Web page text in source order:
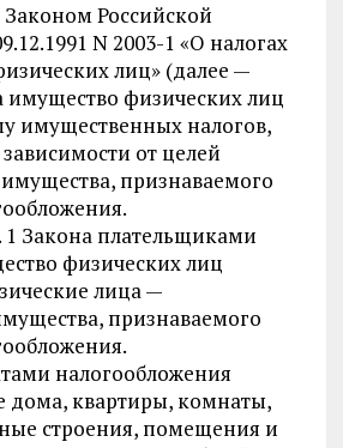
Российской
N 2003-1 «О налогах
лиц» (далее —
имущество физических лиц
имущественных налогов,
от целей
признаваемого
1 Закона плательщиками
физических лиц
лица —
признаваемого
налогообложения
дома, квартиры, комнаты,
строения, помещения и